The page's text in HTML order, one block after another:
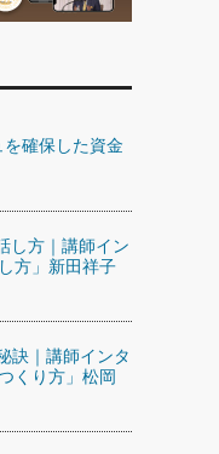
確保した資金
し方｜講師イン
方」新田祥子
訣｜講師インタ
くり方」松岡